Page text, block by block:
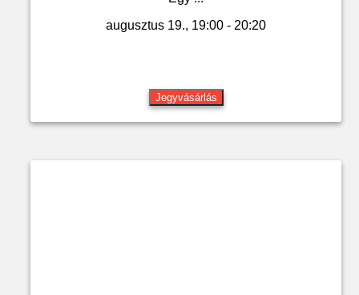
augusztus 19., 19:00 - 20:20
Jegyvásárlás